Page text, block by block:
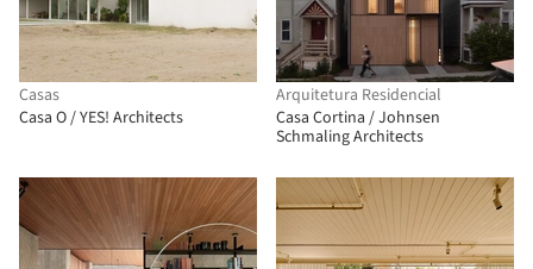
Casas
Casa O / YES! Architects
Arquitetura Residencial
Casa Cortina / Johnsen
Schmaling Architects